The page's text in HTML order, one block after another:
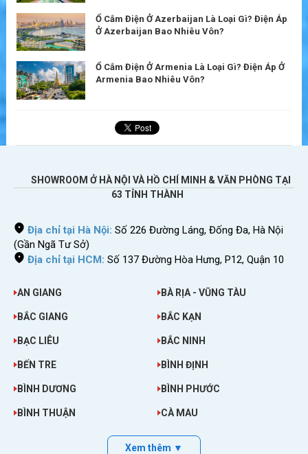
Ổ Cắm Điện Ở Azerbaijan Là Loại Gì? Điện Áp
Ở Azerbaijan Bao Nhiêu Vôn?
Ổ Cắm Điện Ở Armenia Là Loại Gì? Điện Áp Ở
Armenia Bao Nhiêu Vôn?
SHOWROOM Ở HÀ NỘI VÀ HỒ CHÍ MINH & VĂN PHÒNG TẠI
63 TỈNH THÀNH
Địa chỉ tại Hà Nội: Số 226 Đường Láng, Đống Đa, Hà Nội
(Gần Ngã Tư Sở)
Địa chỉ tại HCM: Số 137 Đường Hòa Hưng, P12, Quận 10
AN GIANG BÀ RỊA - VŨNG TÀU
BẮC GIANG BẮC KẠN
BẠC LIÊU BẮC NINH
BẾN TRE BÌNH ĐỊNH
BÌNH DƯƠNG BÌNH PHƯỚC
BÌNH THUẬN CÀ MAU
Xem thêm ▼